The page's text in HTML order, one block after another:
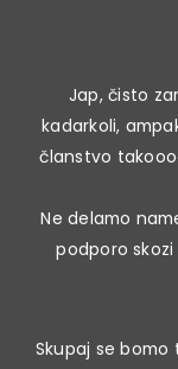
Jap, čisto
kadarkoli,
članstvo
Ne delamo
podporo
Skupaj se